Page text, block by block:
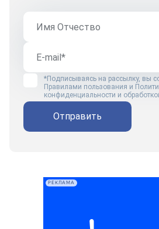
*Подписываясь на рассылку, вы
Правилами пользования и
конфиденциальности и
Отправить
РЕКЛАМА